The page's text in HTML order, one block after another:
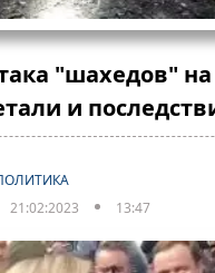
"шахедов"
и
21:02:2023 13:47